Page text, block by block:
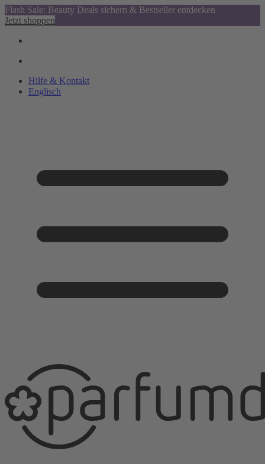
Flash Sale: Beauty Deals sichern & Bestseller entdecken
Jetzt shoppen
Hilfe & Kontakt
Englisch